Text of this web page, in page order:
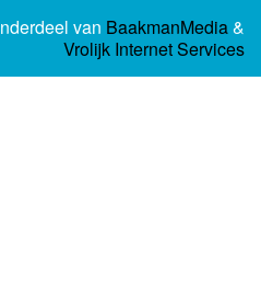
van BaakmanMedia&
Vrolijk Internet Services